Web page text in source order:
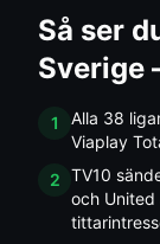
Så ser
Sverige
1
Alla 38
Viaplay
2 TV10
och